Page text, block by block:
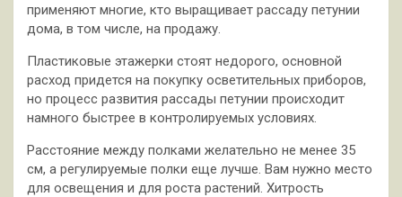
применяют многие, кто выращивает рассаду петунии
дома, в том числе, на продажу.
Пластиковые этажерки стоят недорого, основной
расход придется на покупку осветительных приборов,
но процесс развития рассады петунии происходит
намного быстрее в контролируемых условиях.
Расстояние между полками желательно не менее 35
см, а регулируемые полки еще лучше. Вам нужно место
для освещения и для роста растений. Хитрость